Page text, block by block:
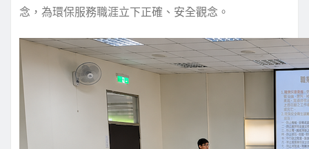
念，為環保服務職涯立下正確、安全觀念。